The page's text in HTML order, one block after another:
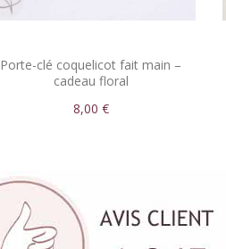
Porte-clé coquelicot fait main –
cadeau floral
8,00 €